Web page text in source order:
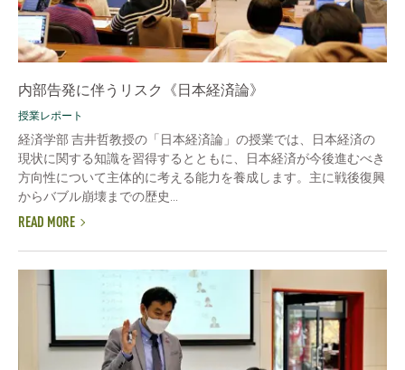
内部告発に伴うリスク《日本経済論》
授業レポート
経済学部 吉井哲教授の「日本経済論」の授業では、日本経済の
現状に関する知識を習得するとともに、日本経済が今後進むべき
方向性について主体的に考える能力を養成します。主に戦後復興
からバブル崩壊までの歴史...
READ MORE